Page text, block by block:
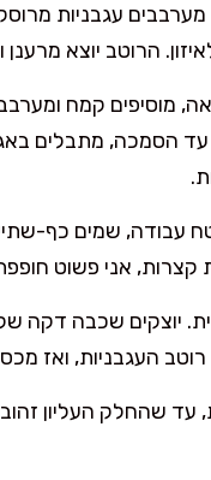
הרוטב יוצא
מוסיפים קמח
יהיו גושים. מבשלים 4–6
עבודה, שמים כף-
קצרות, אני פשוט
יוצקים שכבה דקה
העגבניות, ואז